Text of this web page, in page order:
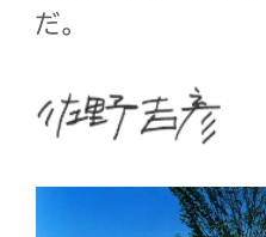
だ。